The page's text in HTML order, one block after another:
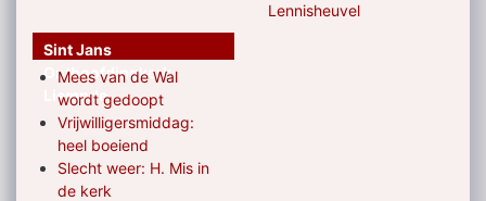
Lennisheuvel
Sint Jans
Onthoofdingkerk
Liempde
Mees van de Wal
wordt gedoopt
Vrijwilligersmiddag:
heel boeiend
Slecht weer: H. Mis in
de kerk